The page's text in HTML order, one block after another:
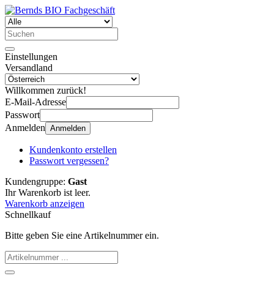
Einstellungen
Versandland
Willkommen zurück!
E-Mail-Adresse
Passwort
Anmelden Anmelden
Kundenkonto erstellen
Passwort vergessen?
Kundengruppe: Gast
Ihr Warenkorb ist leer.
Warenkorb anzeigen
Schnellkauf
Bitte geben Sie eine Artikelnummer ein.